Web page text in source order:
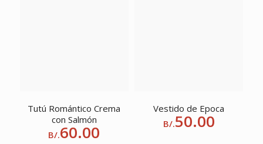
Tutú Romántico Crema
con Salmón
B/.60.00
Vestido de Epoca
B/.50.00